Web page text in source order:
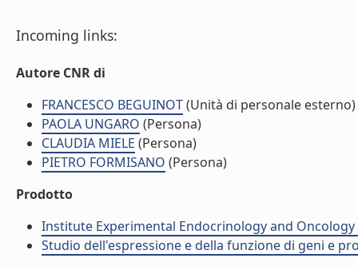
Incoming links:
Autore CNR di
FRANCESCO BEGUINOT(Unità di personale esterno)
PAOLA UNGARO (Persona)
CLAUDIA MIELE (Persona)
PIETRO FORMISANO (Persona)
Prodotto
Institute Experimental Endocrinology and Oncology
Studio dell'espressione e della funzione di geni e